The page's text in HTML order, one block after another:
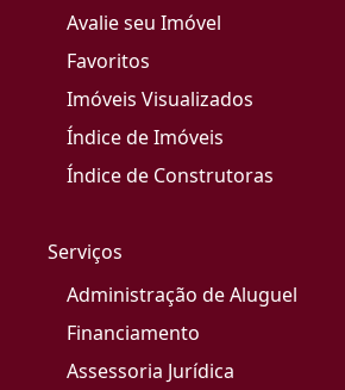
Avalie seu Imóvel
Favoritos
Imóveis Visualizados
Índice de Imóveis
Índice de Construtoras
Serviços
Administração de Aluguel
Financiamento
Assessoria Jurídica